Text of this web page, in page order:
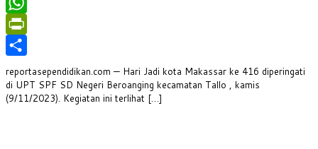
Facebook
WhatsApp
PrintFriendly
Share
reportasependidikan.com — Hari Jadi kota Makassar ke 416 diperingati
di UPT SPF SD Negeri Beroanging kecamatan Tallo , kamis
(9/11/2023). Kegiatan ini terlihat […]